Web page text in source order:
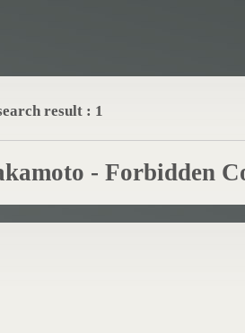
result : 1
- Forbidden